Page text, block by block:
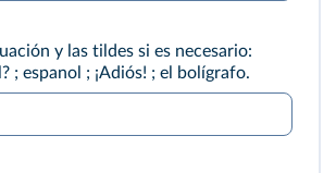
y las tildes si es necesario:
; espanol ; ¡Adiós! ; el bolígrafo.